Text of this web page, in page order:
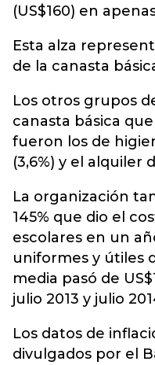
(US$160) en
Esta alza
de la canasta
Los otros grupos
canasta básica
fueron los de
(3,6%) y el alquiler
La organización
145% que dio el
escolares en un
uniformes y útiles
media pasó de
julio 2013 y julio
Los datos de
divulgados por el